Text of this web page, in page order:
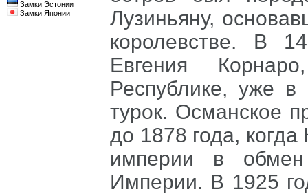
Замки Эстонии
Замки Японии
Лузиньяну,
королевстве. В
Евгения
Республике, уже
турок. Османское
до 1878 года,
империи в
Империи. В 1925